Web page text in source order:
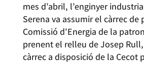
mes d’abril, l’enginyer
Serena va assumir el càrrec de
Comissió d’Energia de la
prenent el relleu de Josep
càrrec a disposició de la Cecot